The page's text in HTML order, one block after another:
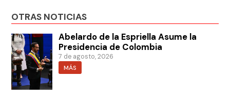
OTRAS NOTICIAS
Abelardo de la Espriella Asume la
Presidencia de Colombia
7 de agosto, 2026
MÁS